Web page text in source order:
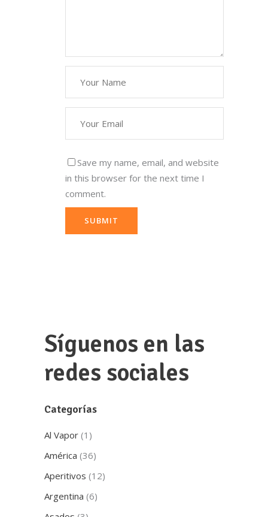
Save my name, email, and website
in this browser for the next time I
comment.
Síguenos en las
redes sociales
Categorías
Al Vapor (1)
América (36)
Aperitivos (12)
Argentina (6)